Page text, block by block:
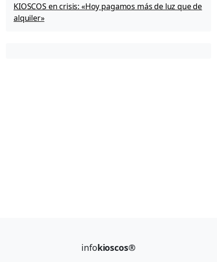
KIOSCOS en crisis: «Hoy pagamos más de luz que de
alquiler»
infokioscos®